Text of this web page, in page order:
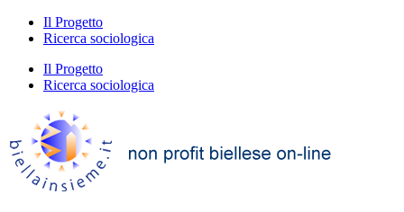
Il Progetto
Ricerca sociologica
Il Progetto
Ricerca sociologica